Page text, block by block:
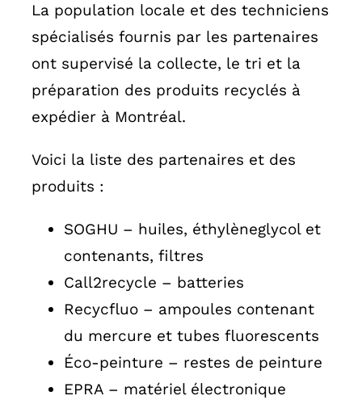
La population locale et des techniciens
spécialisés fournis par les partenaires
ont supervisé la collecte, le tri et la
préparation des produits recyclés à
expédier à Montréal.
Voici la liste des partenaires et des
produits :
SOGHU – huiles, éthylèneglycol et
contenants, filtres
Call2recycle – batteries
Recycfluo – ampoules contenant
du mercure et tubes fluorescents
Éco-peinture – restes de peinture
EPRA – matériel électronique